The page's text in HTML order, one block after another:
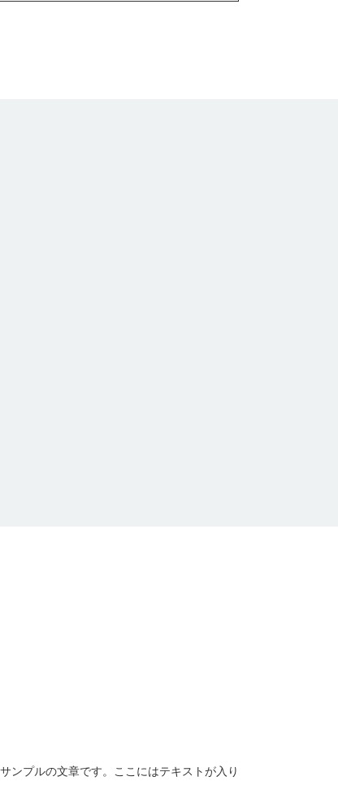
ンプルの文章です。ここにはテキストが入り